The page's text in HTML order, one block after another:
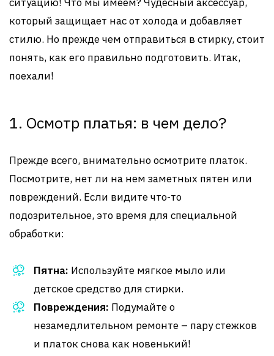
который защищает нас от холода и добавляет
стилю. Но прежде чем отправиться в стирку, стоит
понять, как его правильно подготовить. Итак,
поехали!
1. Осмотр платья: в чем дело?
Прежде всего, внимательно осмотрите платок.
Посмотрите, нет ли на нем заметных пятен или
повреждений. Если видите что-то
подозрительное, это время для специальной
обработки:
Пятна: Используйте мягкое мыло или
детское средство для стирки.
Повреждения: Подумайте о
незамедлительном ремонте – пару стежков
и платок снова как новенький!